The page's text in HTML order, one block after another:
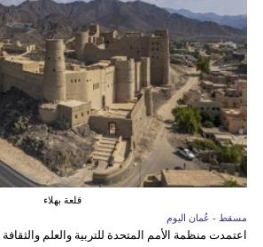
قلعة بهلاء
مسقط - عُمان اليوم
اعتمدت منظمة الأمم المتحدة للتربية والعلم